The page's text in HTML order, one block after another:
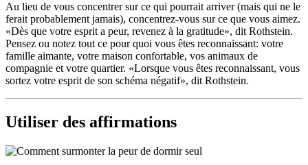
Au lieu de vous concentrer sur ce qui pourrait arriver (mais qui ne le
ferait probablement jamais), concentrez-vous sur ce que vous aimez.
«Dès que votre esprit a peur, revenez à la gratitude», dit Rothstein.
Pensez ou notez tout ce pour quoi vous êtes reconnaissant: votre
famille aimante, votre maison confortable, vos animaux de
compagnie et votre quartier. «Lorsque vous êtes reconnaissant, vous
sortez votre esprit de son schéma négatif», dit Rothstein.
Utiliser des affirmations